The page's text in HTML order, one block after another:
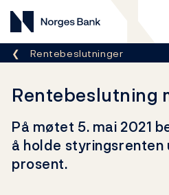
Norges Bank
Her er du nå:
Rentebeslutninger
Rentebeslutning
På møtet 5. mai 2021
å holde
prosent.